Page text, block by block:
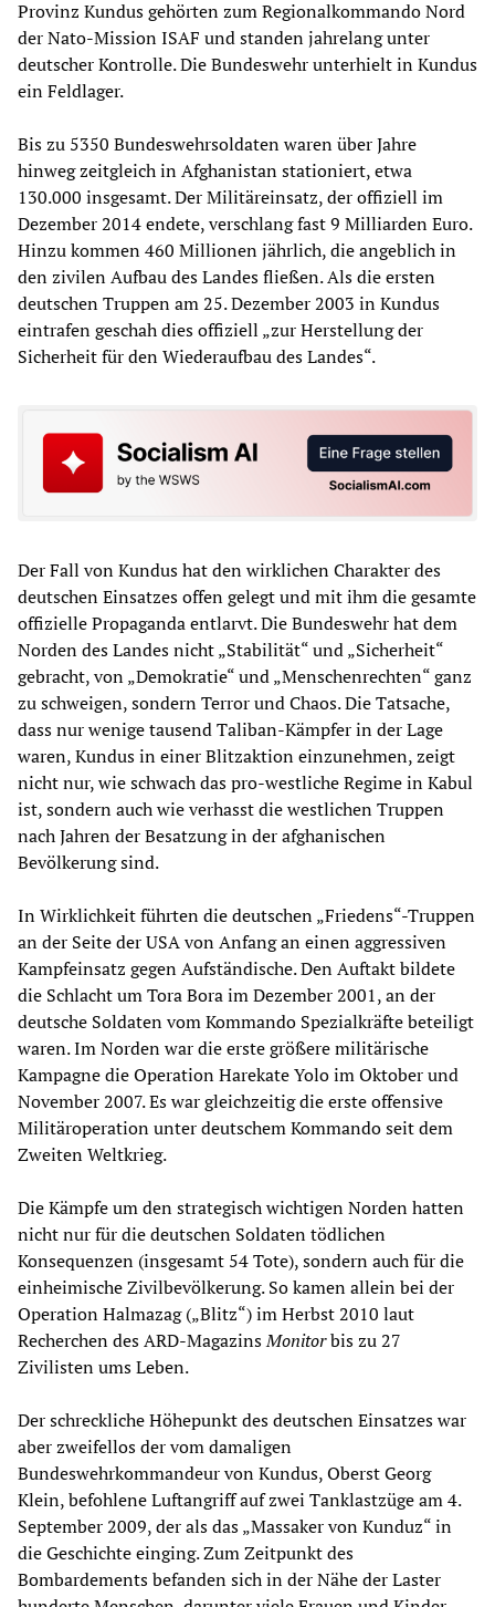
Provinz Kundus gehörten zum Regionalkommando Nord
der Nato-Mission ISAF und standen jahrelang unter
deutscher Kontrolle. Die Bundeswehr unterhielt in Kundus
ein Feldlager.
Bis zu 5350 Bundeswehrsoldaten waren über Jahre
hinweg zeitgleich in Afghanistan stationiert, etwa
130.000 insgesamt. Der Militäreinsatz, der offiziell im
Dezember 2014 endete, verschlang fast 9 Milliarden Euro.
Hinzu kommen 460 Millionen jährlich, die angeblich in
den zivilen Aufbau des Landes fließen. Als die ersten
deutschen Truppen am 25. Dezember 2003 in Kundus
eintrafen geschah dies offiziell „zur Herstellung der
Sicherheit für den Wiederaufbau des Landes“.
Der Fall von Kundus hat den wirklichen Charakter des
deutschen Einsatzes offen gelegt und mit ihm die gesamte
offizielle Propaganda entlarvt. Die Bundeswehr hat dem
Norden des Landes nicht „Stabilität“ und „Sicherheit“
gebracht, von „Demokratie“ und „Menschenrechten“ ganz
zu schweigen, sondern Terror und Chaos. Die Tatsache,
dass nur wenige tausend Taliban-Kämpfer in der Lage
waren, Kundus in einer Blitzaktion einzunehmen, zeigt
nicht nur, wie schwach das pro-westliche Regime in Kabul
ist, sondern auch wie verhasst die westlichen Truppen
nach Jahren der Besatzung in der afghanischen
Bevölkerung sind.
In Wirklichkeit führten die deutschen „Friedens“-Truppen
an der Seite der USA von Anfang an einen aggressiven
Kampfeinsatz gegen Aufständische. Den Auftakt bildete
die Schlacht um Tora Bora im Dezember 2001, an der
deutsche Soldaten vom Kommando Spezialkräfte beteiligt
waren. Im Norden war die erste größere militärische
Kampagne die Operation Harekate Yolo im Oktober und
November 2007. Es war gleichzeitig die erste offensive
Militäroperation unter deutschem Kommando seit dem
Zweiten Weltkrieg.
Die Kämpfe um den strategisch wichtigen Norden hatten
nicht nur für die deutschen Soldaten tödlichen
Konsequenzen (insgesamt 54 Tote), sondern auch für die
einheimische Zivilbevölkerung. So kamen allein bei der
Operation Halmazag („Blitz“) im Herbst 2010 laut
Recherchen des ARD-MagazinsMonitorbis zu 27
Zivilisten ums Leben.
Der schreckliche Höhepunkt des deutschen Einsatzes war
aber zweifellos der vom damaligen
Bundeswehrkommandeur von Kundus, Oberst Georg
Klein, befohlene Luftangriff auf zwei Tanklastzüge am 4.
September 2009, der als das „Massaker von Kunduz“ in
die Geschichte einging. Zum Zeitpunkt des
Bombardements befanden sich in der Nähe der Laster